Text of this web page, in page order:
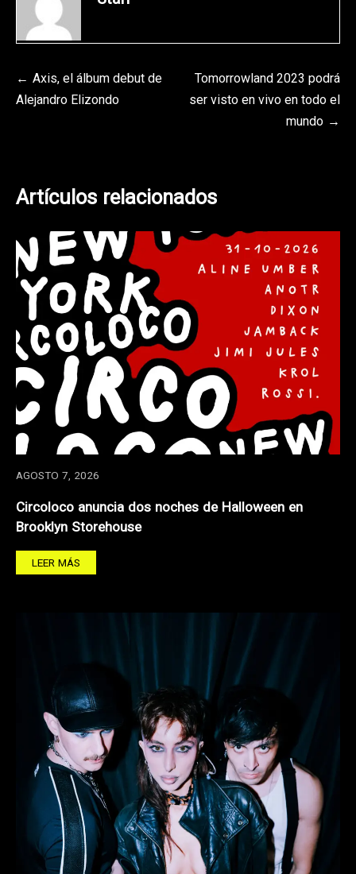
Navegación
de
Axis, el álbum debut de
Alejandro Elizondo
Tomorrowland 2023 podrá
ser visto en vivo en todo el
mundo
Artículos relacionados
AGOSTO 7, 2026
Circoloco anuncia dos noches de Halloween en
Brooklyn Storehouse
LEER MÁS